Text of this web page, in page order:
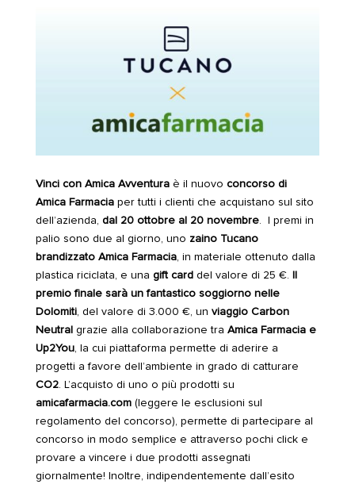
Vinci con Amica Avventuraè il nuovo concorso di
Amica Farmaciaper tutti i clienti che acquistano sul sito
dell’azienda, dal 20 ottobre al 20 novembre. I premi in
palio sono due al giorno, uno zaino Tucano
brandizzato Amica Farmacia, in materiale ottenuto dalla
plastica riciclata, e una gift card del valore di 25 €.
premio finale sarà un fantastico soggiorno nelle
Dolomiti, del valore di 3.000 €, un viaggio Carbon
Neutral grazie alla collaborazione tra Amica Farmacia e
Up2You, la cui piattaforma permette di aderire a
progetti a favore dell’ambiente in grado di catturare
CO2. L’acquisto di uno o più prodotti su
amicafarmacia.com (leggere le esclusioni sul
regolamento del concorso), permette di partecipare al
concorso in modo semplice e attraverso pochi click e
provare a vincere i due prodotti assegnati
giornalmente! Inoltre, indipendentemente dall’esito